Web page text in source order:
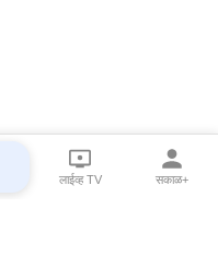
लाईव्ह TV सकाळ+